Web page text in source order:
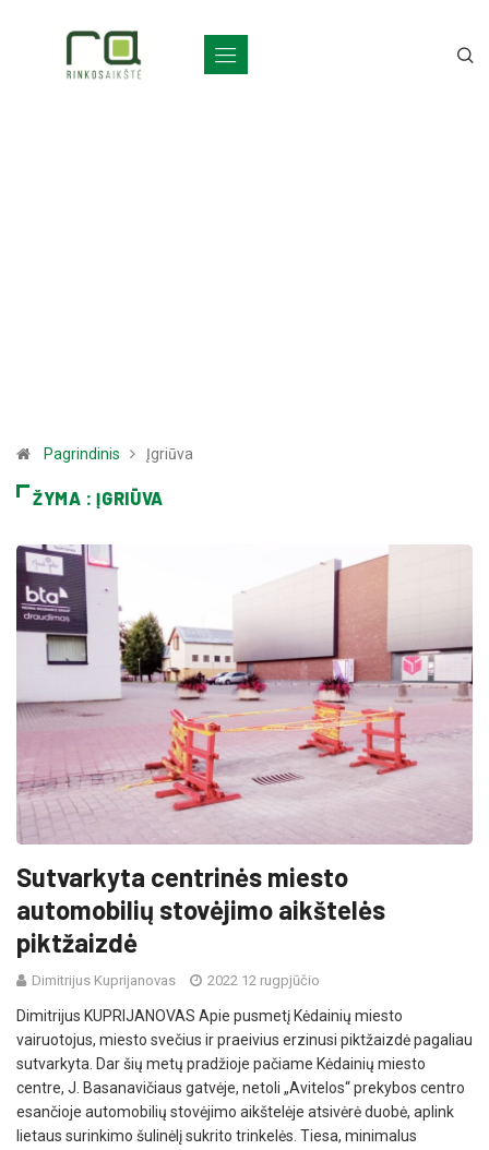
Pagrindinis Įgriūva
ŽYMA : ĮGRIŪVA
Sutvarkyta centrinės miesto
automobilių stovėjimo aikštelės
piktžaizdė
Dimitrijus Kuprijanovas 2022 12 rugpjūčio
Dimitrijus KUPRIJANOVAS Apie pusmetį Kėdainių miesto
vairuotojus, miesto svečius ir praeivius erzinusi piktžaizdė pagaliau
sutvarkyta. Dar šių metų pradžioje pačiame Kėdainių miesto
centre, J. Basanavičiaus gatvėje, netoli „Avitelos“ prekybos centro
esančioje automobilių stovėjimo aikštelėje atsivėrė duobė, aplink
lietaus surinkimo šulinėlį sukrito trinkelės. Tiesa, minimalus